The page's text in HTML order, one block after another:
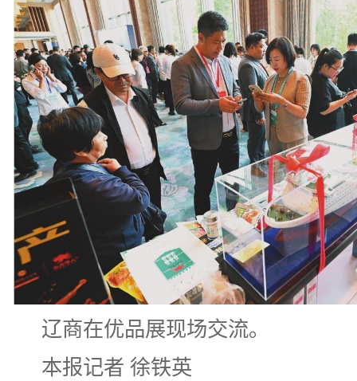
辽商在优品展现场交流。
本报记者 徐铁英